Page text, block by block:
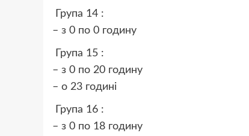
Група 14 :
– з 0 по 0 годину
Група 15 :
– з 0 по 20 годину
– о 23 годині
Група 16 :
– з 0 по 18 годину